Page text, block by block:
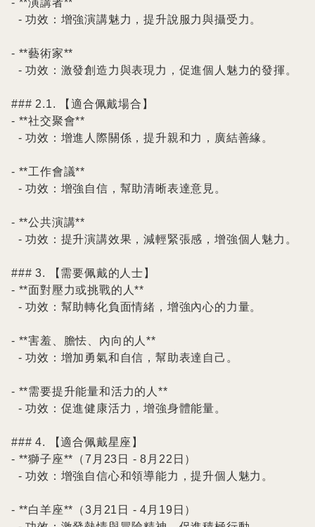
- **演講者**
- **藝術家**
### 2.1. 【適合佩戴場合】
- **社交聚會**
- **工作會議**
- **公共演講**
### 3. 【需要佩戴的人士】
- **面對壓力或挑戰的人**
- **害羞、膽怯、內向的人**
- **需要提升能量和活力的人**
### 4. 【適合佩戴星座】
- **獅子座**（7月23日 - 8月22日）
- **白羊座**（3月21日 - 4月19日）